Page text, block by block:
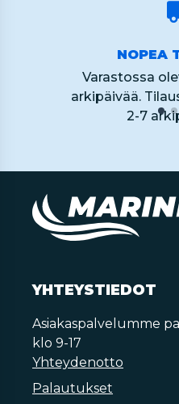
NOPEA
Varastossa
arkipäivää.
2-7
YHTEYSTIEDOT
Asiakaspalvelumme
klo 9-17
Yhteydenotto
Palautukset